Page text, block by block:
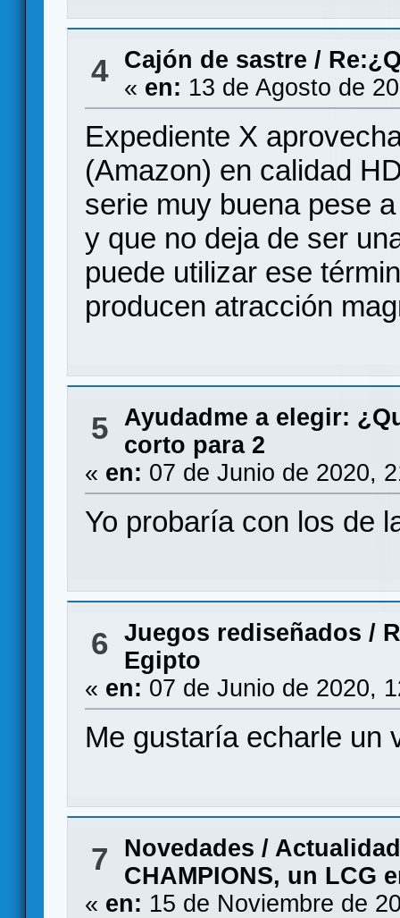
4 Cajón de sastre /
« en: 13 de Agosto de
Expediente X
(Amazon) en calidad
serie muy buena pese
y que no deja de ser
puede utilizar ese
producen atracción
5 Ayudadme a elegir:
corto para 2
« en: 07 de Junio de 2020,
Yo probaría con los de
6 Juegos rediseñados /
Egipto
« en: 07 de Junio de 2020,
Me gustaría echarle un
7
Novedades / Actualidad
CHAMPIONS, un LCG
« en: 15 de Noviembre de